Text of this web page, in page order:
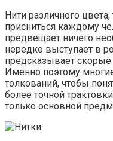
Нити различного
присниться каждому
предвещает ничего
нередко выступает в
предсказывает скорые
Именно поэтому
толкований, чтобы
более точной
только основной